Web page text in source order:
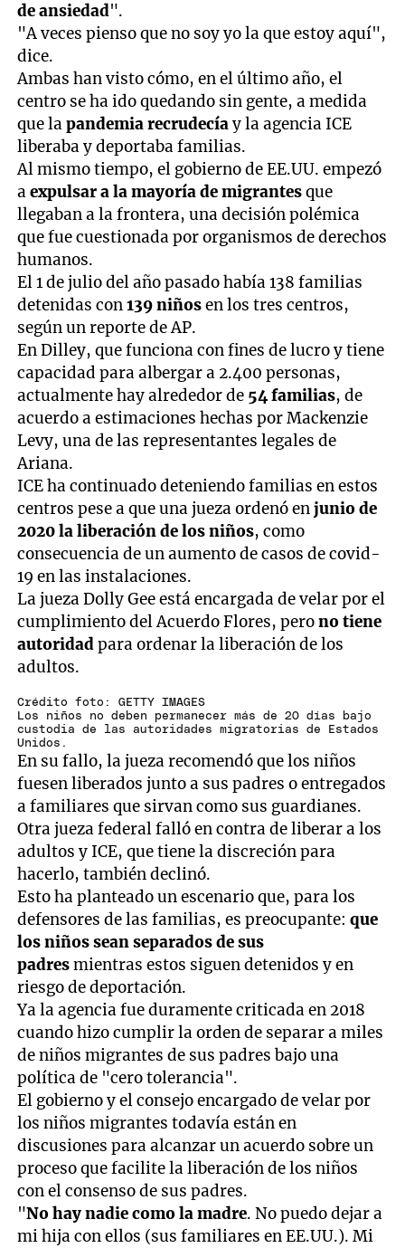
de ansiedad".
"A veces pienso que no soy yo la que estoy aquí",
dice.
Ambas han visto cómo, en el último año, el
centro se ha ido quedando sin gente, a medida
que lapandemia recrudecíay la agencia ICE
liberaba y deportaba familias.
Al mismo tiempo, el gobierno de EE.UU. empezó
aexpulsar a la mayoría de migrantesque
llegaban a la frontera, una decisión polémica
que fue cuestionada por organismos de derechos
humanos.
El 1 de julio del año pasado había 138 familias
detenidas con139 niñosen los tres centros,
según un reporte de AP.
En Dilley, que funciona con fines de lucro y tiene
capacidad para albergar a 2.400 personas,
actualmente hay alrededor de 54 familias, de
acuerdo a estimaciones hechas por Mackenzie
Levy, una de las representantes legales de
Ariana.
ICE ha continuado deteniendo familias en estos
centros pese a que una jueza ordenó enjunio de
2020 la liberación de los niños, como
consecuencia de un aumento de casos de covid-
19 en las instalaciones.
La jueza Dolly Gee está encargada de velar por el
cumplimiento del Acuerdo Flores, perono tiene
autoridadpara ordenar la liberación de los
adultos.
Crédito foto: GETTY IMAGES
Los niños no deben permanecer más de 20 días bajo
custodia de las autoridades migratorias de Estados
Unidos.
En su fallo, la jueza recomendó que los niños
fuesen liberados junto a sus padres o entregados
a familiares que sirvan como sus guardianes.
Otra jueza federal falló en contra de liberar a los
adultos y ICE, que tiene la discreción para
hacerlo, también declinó.
Esto ha planteado un escenario que, para los
defensores de las familias, es preocupante:que
los niños sean separados de sus
padresmientras estos siguen detenidos y en
riesgo de deportación.
Ya la agencia fue duramente criticada en 2018
cuando hizo cumplir la orden de separar a miles
de niños migrantes de sus padres bajo una
política de "cero tolerancia".
El gobierno y el consejo encargado de velar por
los niños migrantes todavía están en
discusiones para alcanzar un acuerdo sobre un
proceso que facilite la liberación de los niños
con el consenso de sus padres.
"No hay nadie como lamadre. No puedo dejar a
mi hija con ellos (sus familiares en EE.UU.). Mi